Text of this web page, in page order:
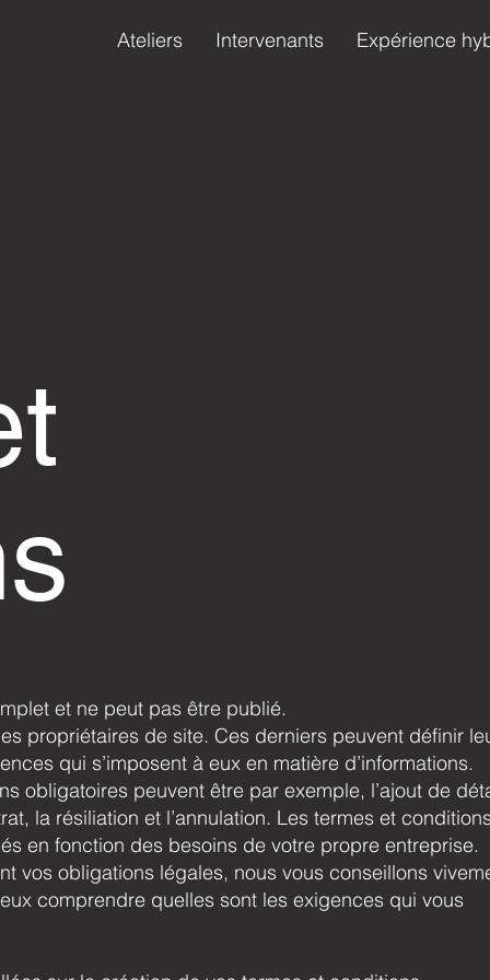
Ateliers Intervenants Expérience
et ne peut pas être publié.
propriétaires de site. Ces derniers peuvent définir
qui s’imposent à eux en matière d’informations.
obligatoires peuvent être par exemple, l’ajout de
la résiliation et l’annulation. Les termes et
en fonction des besoins de votre propre entreprise.
vos obligations légales, nous vous conseillons
comprendre quelles sont les exigences qui vous